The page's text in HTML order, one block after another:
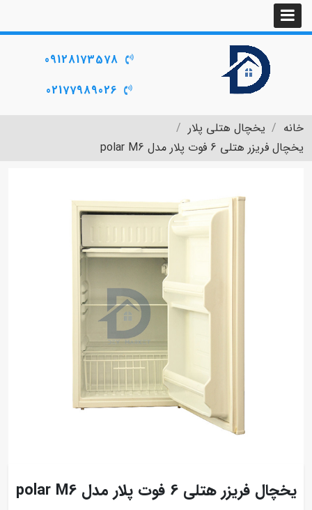
09128173578
02177989026
خانه
یخچال هتلی پلار
یخچال فریزر هتلی 6 فوت پلار مدل polar M6
یخچال فریزر هتلی 6 فوت پلار مدل polar M6